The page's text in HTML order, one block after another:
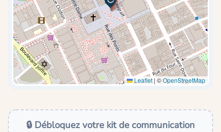
Leaflet | ©OpenStreetMap
🔒 Débloquez votre kit de communication